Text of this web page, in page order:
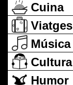
Cuina
Viatges
Música
Cultura
Humor